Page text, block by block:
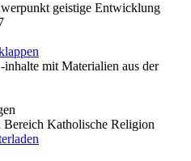
geistige Entwicklung
mit Materialien aus der
Katholische Religion